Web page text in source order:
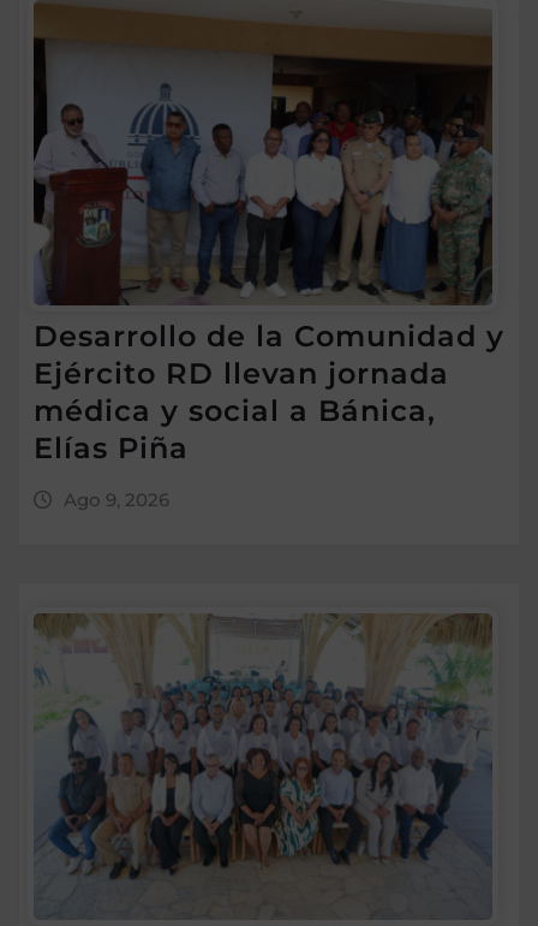
Desarrollo de la Comunidad y
Ejército RD llevan jornada
médica y social a Bánica,
Elías Piña
Ago 9, 2026